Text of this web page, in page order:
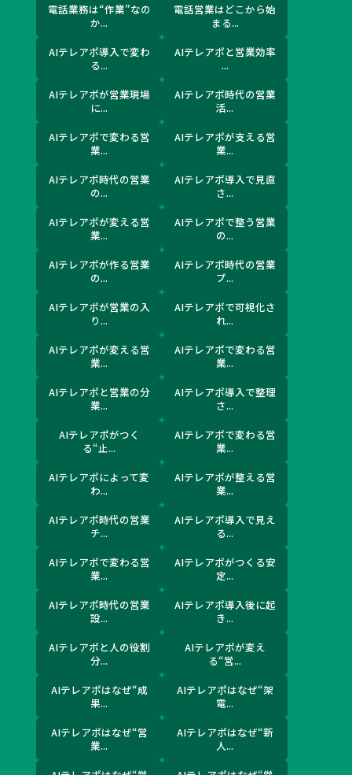
電話業務は“作業”なの
か...
電話営業はどこから始
まる...
AIテレアポ導入で変わ
る...
AIテレアポと営業効率
...
AIテレアポが営業現場
に...
AIテレアポ時代の営業
活...
AIテレアポで変わる営
業...
AIテレアポが支える営
業...
AIテレアポ時代の営業
の...
AIテレアポ導入で見直
さ...
AIテレアポが変える営
業...
AIテレアポで整う営業
の...
AIテレアポが作る営業
の...
AIテレアポ時代の営業
プ...
AIテレアポが営業の入
り...
AIテレアポで可視化さ
れ...
AIテレアポが変える営
業...
AIテレアポで変わる営
業...
AIテレアポと営業の分
業...
AIテレアポ導入で整理
さ...
AIテレアポがつく
る“止...
AIテレアポで変わる営
業...
AIテレアポによって変
わ...
AIテレアポが整える営
業...
AIテレアポ時代の営業
チ...
AIテレアポ導入で見え
る...
AIテレアポで変わる営
業...
AIテレアポがつくる安
定...
AIテレアポ時代の営業
設...
AIテレアポ導入後に起
き...
AIテレアポと人の役割
分...
AIテレアポが変え
る“営...
AIテレアポはなぜ“成
果...
AIテレアポはなぜ“架
電...
AIテレアポはなぜ“営
業...
AIテレアポはなぜ“新
人...